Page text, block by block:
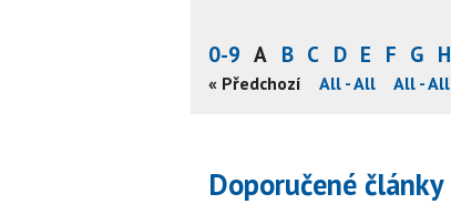
0-9 A B C D E F G H
« Předchozí
All - All All - All All - All All - All
Doporučené články